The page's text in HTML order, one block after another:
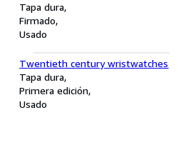
Tapa dura
Firmado
Usado
Twentieth century wristwatches
Tapa dura
Primera edición
Usado